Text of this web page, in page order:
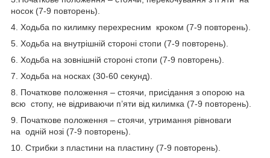
носок (7-9 повторень).
4. Ходьба по килимку перехресним кроком (7-9 повторень).
5. Ходьба на внутрішній стороні стопи (7-9 повторень).
6. Ходьба на зовнішній стороні стопи (7-9 повторень).
7. Ходьба на носках (30-60 секунд).
8. Початкове положення – стоячи, присідання з опорою на
всю стопу, не відриваючи п’яти від килимка (7-9 повторень).
9. Початкове положення – стоячи, утримання рівноваги
на одній нозі (7-9 повторень).
10. Стрибки з пластини на пластину (7-9 повторень).